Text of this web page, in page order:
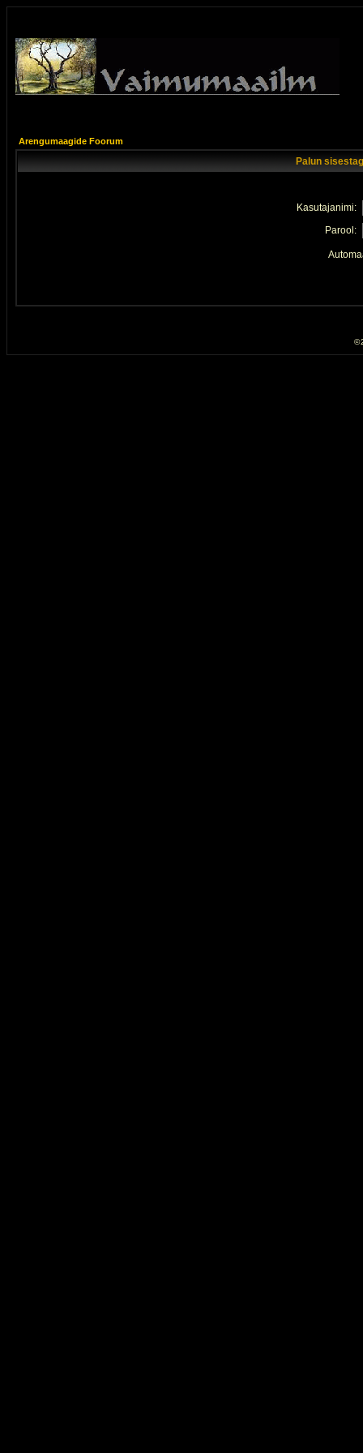
Arengumaagide Foorum
Palun
Kasutajanimi:
Parool:
©